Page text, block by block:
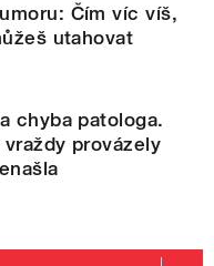
Čím víc víš,
utahovat
chyba patologa.
provázely